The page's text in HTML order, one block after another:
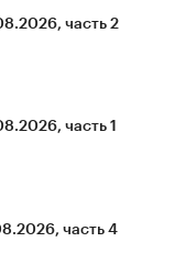
часть 2
часть 1
часть 4